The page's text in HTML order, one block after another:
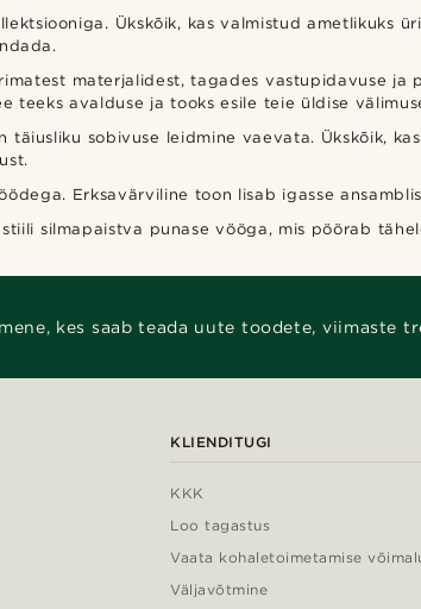
Ükskõik, kas valmistud ametlikuks
materjalidest, tagades vastupidavuse
teeks avalduse ja tooks esile teie üldise
sobivuse leidmine vaevata. Ükskõik,
Erksavärviline toon lisab igasse
silmapaistva punase vööga, mis pöörab
kes saab teada uute toodete, viimaste
KLIENDITUGI
KKK
Loo tagastus
Vaata kohaletoimetamise
Väljavõtmine